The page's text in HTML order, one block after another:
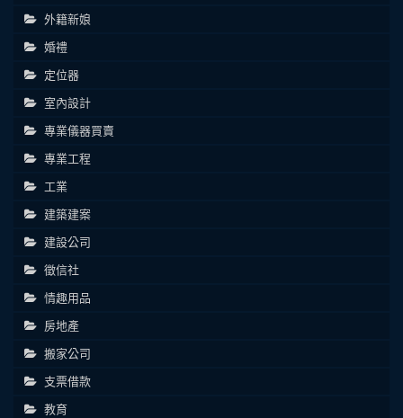
外籍新娘
婚禮
定位器
室內設計
專業儀器買賣
專業工程
工業
建築建案
建設公司
徵信社
情趣用品
房地產
搬家公司
支票借款
教育